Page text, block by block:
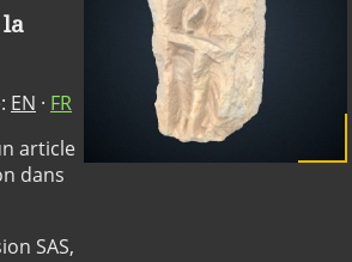
la
EN · FR
article
dans
SAS,